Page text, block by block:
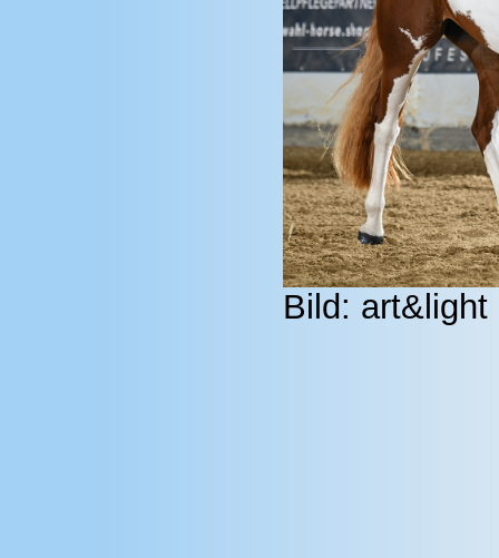
Bild: art&light